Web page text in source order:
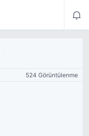
524 Görüntülenme